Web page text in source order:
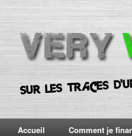
Accueil Comment je